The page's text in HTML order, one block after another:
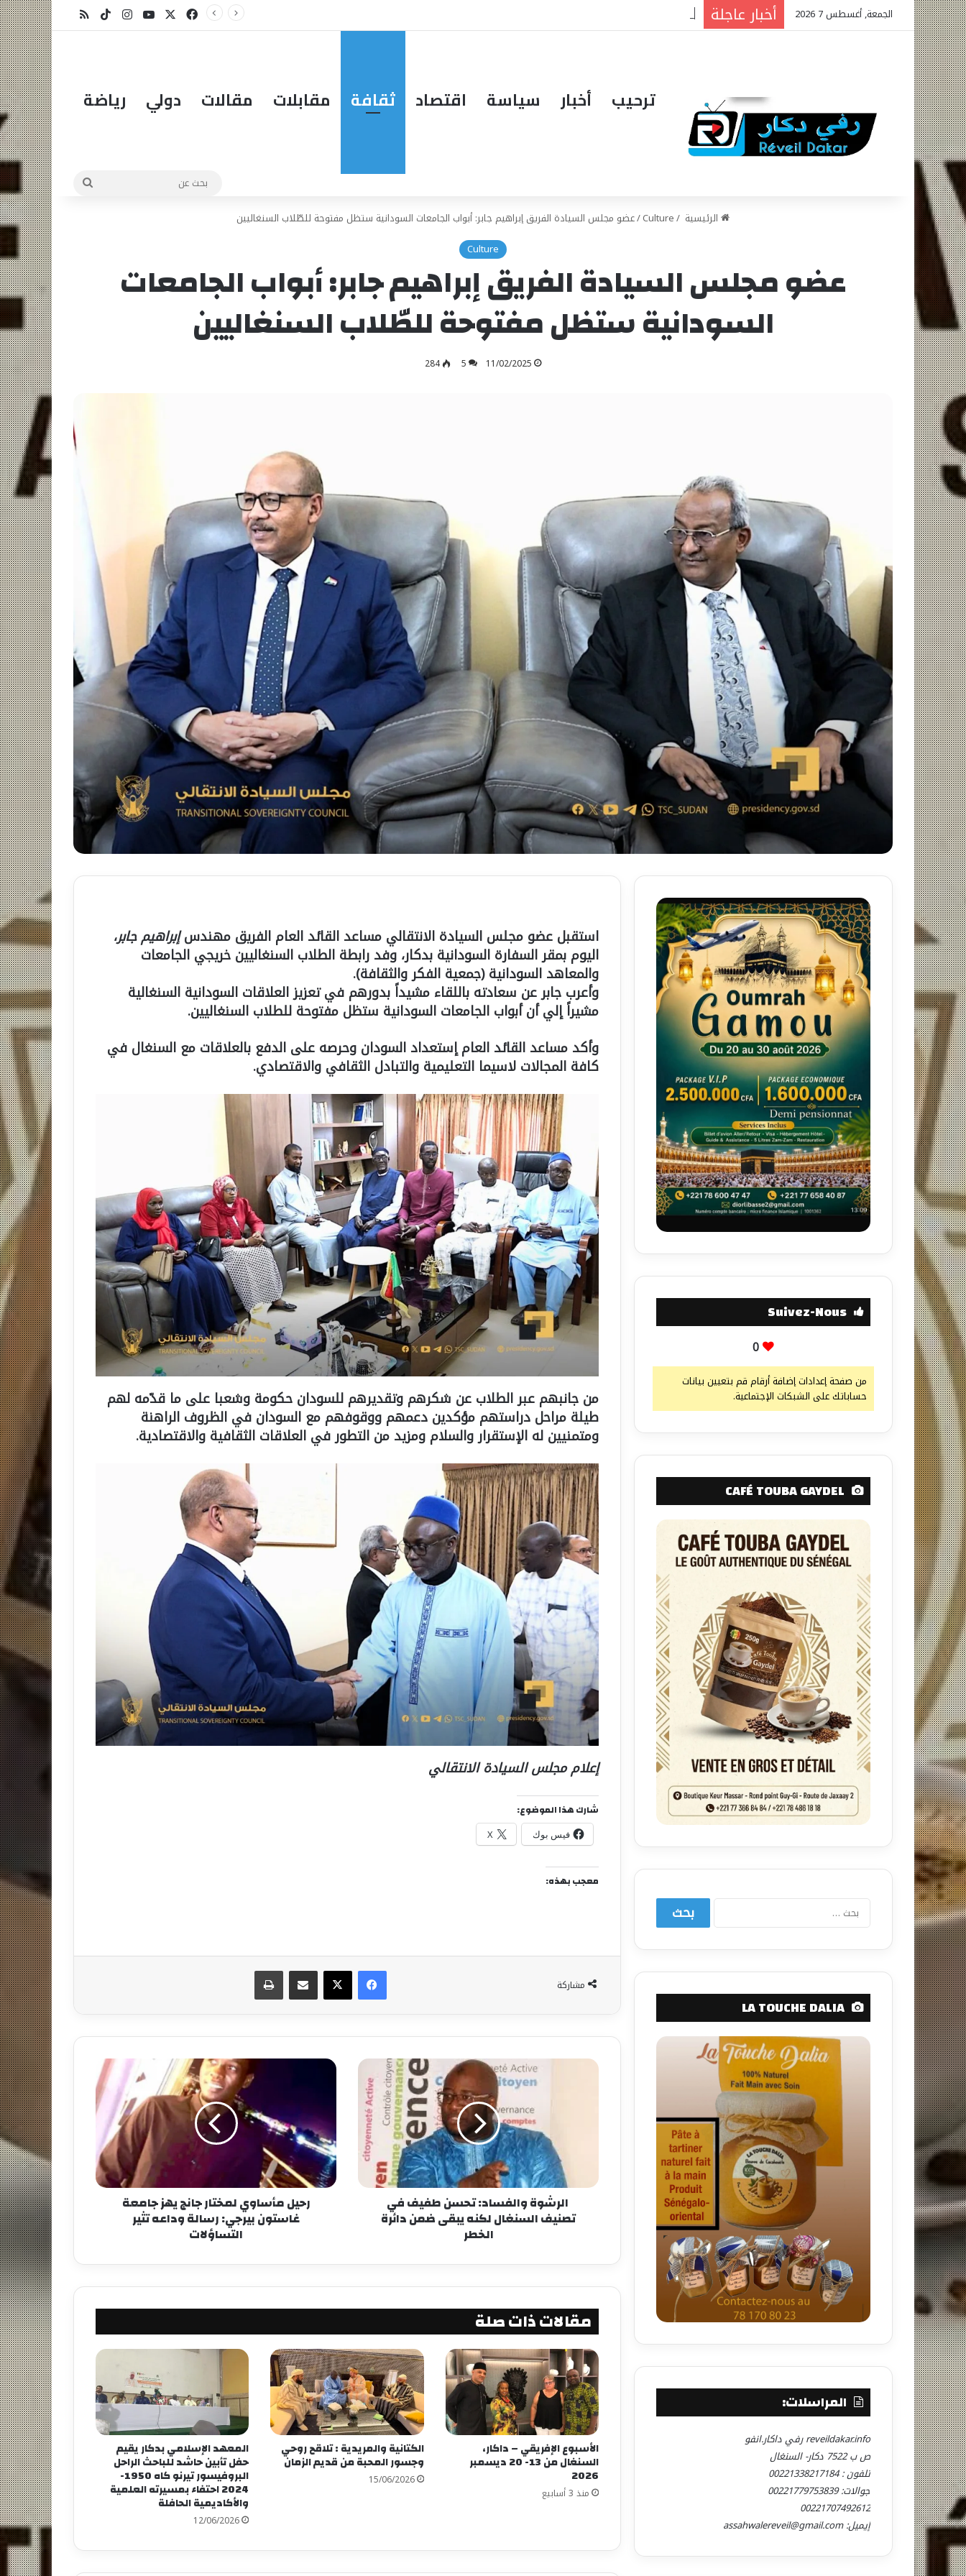
الجمعة, أغسطس 7 2026 أخبار عاجلة فيسبوكيوتيوبانستقرام
‫TikTokملخص الموقع RSS
ترحيب أخبار سياسة اقتصاد ثقافة مقابلات مقالات دولي رياضة
بحث
الرئيسية /
Culture
/عضو مجلس السيادة الفريق إبراهيم جابر: أبواب الجامعات السودانية ستظل مفتوحة للطّلاب السنغاليين
Culture
عضو مجلس السيادة الفريق إبراهيم جابر: أبواب الجامعات
السودانية ستظل مفتوحة للطّلاب السنغاليين
11/02/2025
5
284
استقبل عضو مجلس السيادة الانتقالي مساعد القائد العام الفريق مهندسإبراهيم جابر،
اليوم بمقر السفارة السودانية بدكار، وفد رابطة الطلاب السنغاليين خريجي الجامعات
والمعاهد السودانية (جمعية الفكر والثقافة).
وأعرب جابر عن سعادته باللقاء مشيداً بدورهم في تعزيز العلاقات السودانية السنغالية
مشيراً إلي أن أبواب الجامعات السودانية ستظل مفتوحة للطلاب السنغاليين.
وأكد مساعد القائد العام إستعداد السودان وحرصه على الدفع بالعلاقات مع السنغال في
كافة المجالات لاسيما التعليمية والتبادل الثقافي والاقتصادي.
من جانبهم عبر الطلاب عن شكرهم وتقديرهم للسودان حكومة وشعبا على ما قدّمه لهم
طيلة مراحل دراستهم مؤكدين دعمهم ووقوفهم مع السودان في الظروف الراهنة
ومتمنيين له الإستقرار والسلام ومزيد من التطور في العلاقات الثقافية والاقتصادية.
إعلام مجلس السيادة الانتقالي
شارك هذا الموضوع:
فيس بوك X
معجب بهذه:
مشاركة
فيسبوكX مشاركة عبر البريد طباعة
الرشوة والفساد: تحسن طفيف في
تصنيف السنغال لكنه يبقى ضمن دائرة
الخطر
رحيل مأساوي لمختار جانج يهز جامعة
غاستون بيرجي: رسالة وداعه تثير
التساؤلات
مقالات ذات صلة
الأسبوع الإفريقي – داكار،
السنغال من 13- 20 ديسمبر
2026
منذ 3 أسابيع
الكتانية والمريدية : تلاقح روحي
وجسور المحبة من قديم الزمان
15/06/2026
المعهد الإسلامي بدكار يقيم
حفل تأبين حاشد للباحث الراحل
البروفيسور تيرنو كاه 1950-
2024 احتفاء بمسيرته العلمية
والأكاديمية الحافلة
12/06/2026
Suivez-Nous
0
من صفحة إعدادات إضافة أرقام قم بتعيين بيانات
حساباتك على الشبكات الإجتماعية.
CAFÉ TOUBA GAYDEL
البحث
LA TOUCHE DALIA
المراسلات:
reveildakar.info رفي داكار.انفو
ص ب 7522 دكار- السنغال
تلفون : 00221338217184
جوالات: 00221779753839
00221707492612
إيميل: assahwalereveil@gmail.com